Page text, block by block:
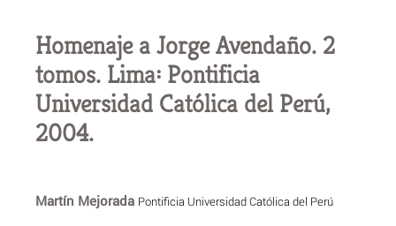
Homenaje a Jorge Avendaño. 2
tomos. Lima: Pontificia
Universidad Católica del Perú,
2004.
Martín Mejorada Pontificia Universidad Católica del Perú